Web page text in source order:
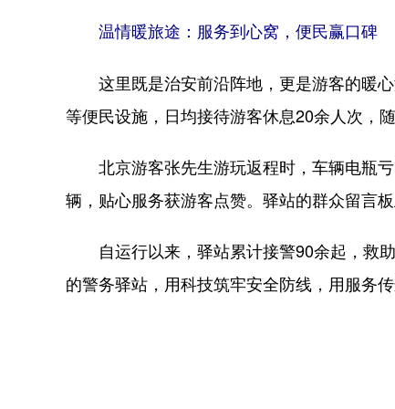
温情暖旅途：服务到心窝，便民赢口碑
这里既是治安前沿阵地，更是游客的暖心
等便民设施，日均接待游客休息20余人次，
北京游客张先生游玩返程时，车辆电瓶亏
辆，贴心服务获游客点赞。驿站的群众留言
自运行以来，驿站累计接警90余起，救助
的警务驿站，用科技筑牢安全防线，用服务